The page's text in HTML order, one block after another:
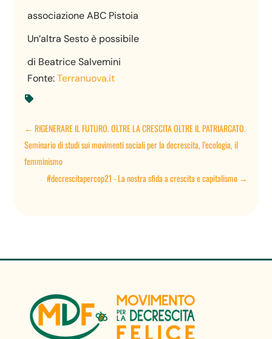
associazione ABC Pistoia
Un’altra Sesto è possibile
di Beatrice Salvemini
Fonte:Terranuova.it

←RIGENERARE IL FUTURO. OLTRE LA CRESCITA OLTRE IL PATRIARCATO.
Seminario di studi sui movimenti sociali per la decrescita, l’ecologia, il
femminismo
#decrescitapercop21 - La nostra sfida a crescita e capitalismo→